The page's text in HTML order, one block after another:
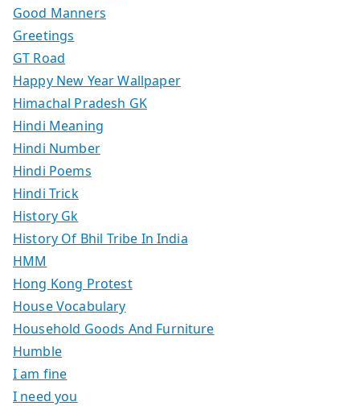
Good Manners
Greetings
GT Road
Happy New Year Wallpaper
Himachal Pradesh GK
Hindi Meaning
Hindi Number
Hindi Poems
Hindi Trick
History Gk
History Of Bhil Tribe In India
HMM
Hong Kong Protest
House Vocabulary
Household Goods And Furniture
Humble
I am fine
I need you